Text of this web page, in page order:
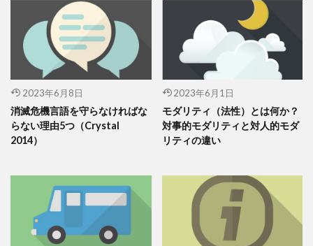
2023年6月8日
消滅危機言語を守らなければな
らない理由5つ（Crystal
2014）
2023年6月1日
モダリティ（法性）とは何か？
対事的モダリティと対人的モダ
リティの違い